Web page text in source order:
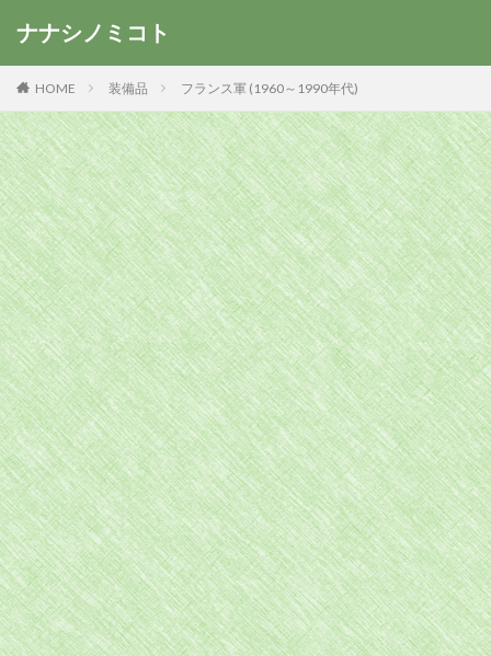
ナナシノミコト
HOME 装備品 フランス軍 (1960～1990年代)